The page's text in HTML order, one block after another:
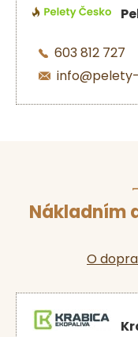
603 812 727
Nákladním
O